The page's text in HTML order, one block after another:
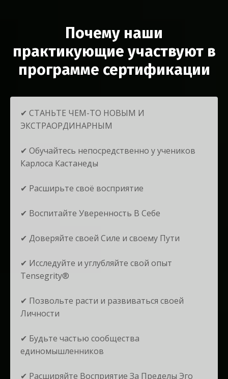
Почему наши
практикующие участвуют в
программе сертификации
✔︎ СТАНЬТЕ ЧЕМ-ТО НОВЫМ И
ЭКСТРАОРДИНАРНЫМ
✔︎ Обучайтесь непосредственно у учеников
Карлоса Кастанеды
✔︎ Расширьте своё восприятие
✔︎ Воспитайте Уверенность В Себе
✔︎ Доверяйте своей Силе и своему Пути
✔︎ Исследуйте и углубляйте свой опыт
Tensegrity®
✔︎ Позвольте расти и развиваться своей
Личности
✔︎ Будьте частью сообщества
единомышленников
✔︎ Расширяйте Восприятие За Пределы Эго